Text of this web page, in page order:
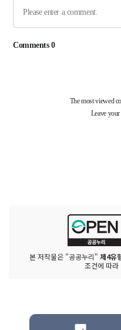
본 저작물은 "공공누리" 제4유
조건에 따라